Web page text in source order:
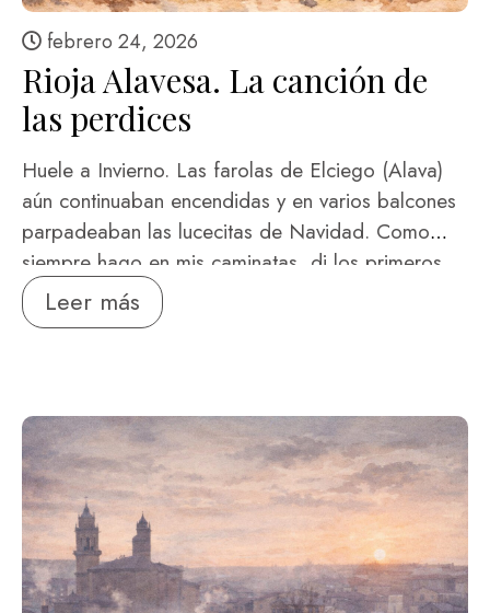
febrero 24, 2026
Rioja Alavesa. La canción de
las perdices
Huele a Invierno. Las farolas de Elciego (Alava)
aún continuaban encendidas y en varios balcones
parpadeaban las lucecitas de Navidad. Como
siempre hago en mis caminatas, di los primeros
pasos con el sol del amanecer. Prometía un día
frío y espléndido que no se parecía a los
alturita de la ermita a San Roque para contemplar
el pueblo e imaginar …
Leer más